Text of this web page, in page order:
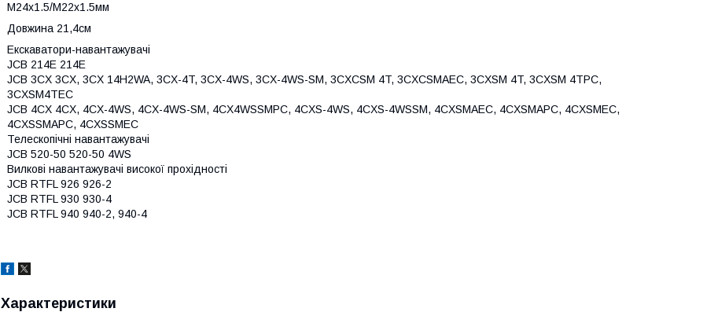
M24х1.5/М22х1.5мм
Довжина 21,4см
Екскаватори-навантажувачі
JCB 214E 214E
JCB 3CX 3CX, 3CX 14H2WA, 3CX-4T, 3CX-4WS, 3CX-4WS-SM, 3CXCSM 4T, 3CXCSMAEC, 3CXSM 4T, 3CXSM 4TPC,
3CXSM4TEC
JCB 4CX 4CX, 4CX-4WS, 4CX-4WS-SM, 4CX4WSSMPC, 4CXS-4WS, 4CXS-4WSSM, 4CXSMAEC, 4CXSMAPC, 4CXSMEC,
4CXSSMAPC, 4CXSSMEC
Телескопічні навантажувачі
JCB 520-50 520-50 4WS
Вилкові навантажувачі високої прохідності
JCB RTFL 926 926-2
JCB RTFL 930 930-4
JCB RTFL 940 940-2, 940-4
Характеристики